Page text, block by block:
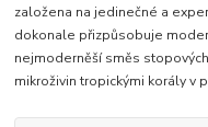
založena na jedinečné a
dokonale přizpůsobuje
nejmoderněší směs
mikroživin tropickými korály v